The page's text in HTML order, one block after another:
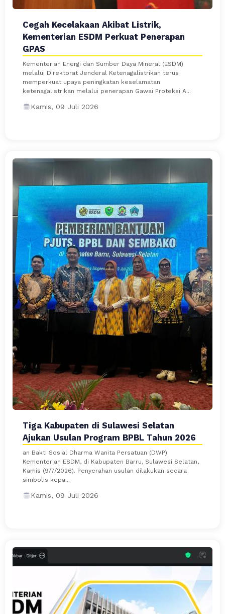
Cegah Kecelakaan Akibat Listrik,
Kementerian ESDM Perkuat Penerapan
GPAS
Kementerian Energi dan Sumber Daya Mineral (ESDM)
melalui Direktorat Jenderal Ketenagalistrikan terus
memperkuat upaya peningkatan keselamatan
ketenagalistrikan melalui penerapan Gawai Proteksi A...
Kamis, 09 Juli 2026
Tiga Kabupaten di Sulawesi Selatan
Ajukan Usulan Program BPBL Tahun 2026
an Bakti Sosial Dharma Wanita Persatuan (DWP)
Kementerian ESDM, di Kabupaten Barru, Sulawesi Selatan,
Kamis (9/7/2026). Penyerahan usulan dilakukan secara
simbolis kepa...
Kamis, 09 Juli 2026